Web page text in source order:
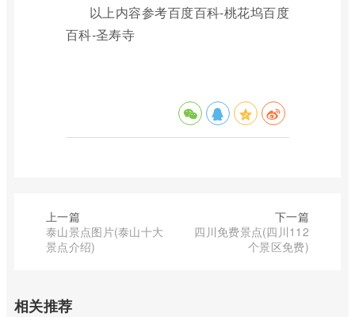
以上内容参考百度百科-桃花坞百度
百科-圣寿寺
上一篇
泰山景点图片(泰山十大
景点介绍)
下一篇
四川免费景点(四川112
个景区免费)
相关推荐